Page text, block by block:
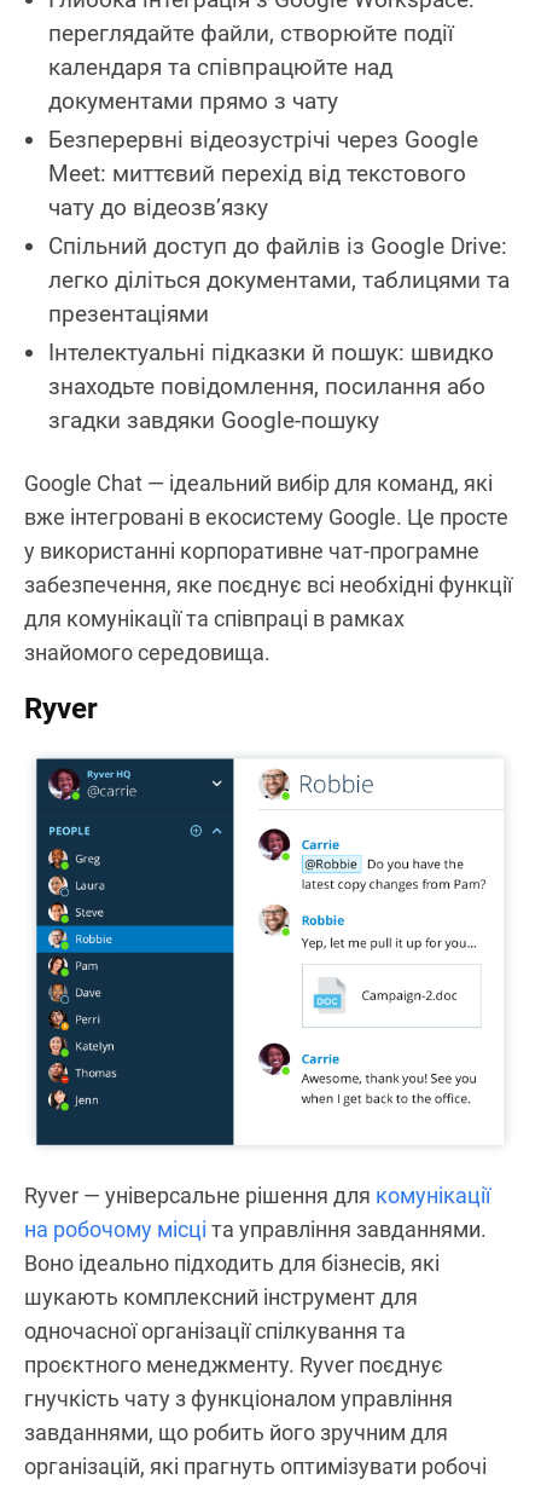
переглядайте файли, створюйте події
календаря та співпрацюйте над
документами прямо з чату
Безперервні відеозустрічі через Google
Meet: миттєвий перехід від текстового
чату до відеозв’язку
Спільний доступ до файлів із Google Drive:
легко діліться документами, таблицями та
презентаціями
Інтелектуальні підказки й пошук: швидко
знаходьте повідомлення, посилання або
згадки завдяки Google-пошуку
Google Chat — ідеальний вибір для команд, які
вже інтегровані в екосистему Google. Це просте
у використанні корпоративне чат-програмне
забезпечення, яке поєднує всі необхідні функції
для комунікації та співпраці в рамках
знайомого середовища.
Ryver
Ryver — універсальне рішення для комунікації
на робочому місці та управління завданнями.
Воно ідеально підходить для бізнесів, які
шукають комплексний інструмент для
одночасної організації спілкування та
проєктного менеджменту. Ryver поєднує
гнучкість чату з функціоналом управління
завданнями, що робить його зручним для
організацій, які прагнуть оптимізувати робочі